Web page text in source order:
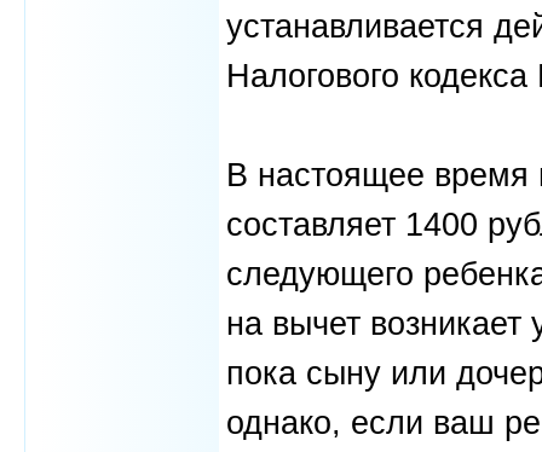
устанавливается
Налогового
В настоящее время
составляет 1400
следующего
на вычет возникает
пока сыну или
однако, если ваш